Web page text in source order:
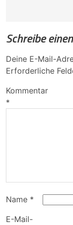
Schreibe
Deine E-Mail-
Erforderliche
Kommentar
*
Name *
E-Mail-